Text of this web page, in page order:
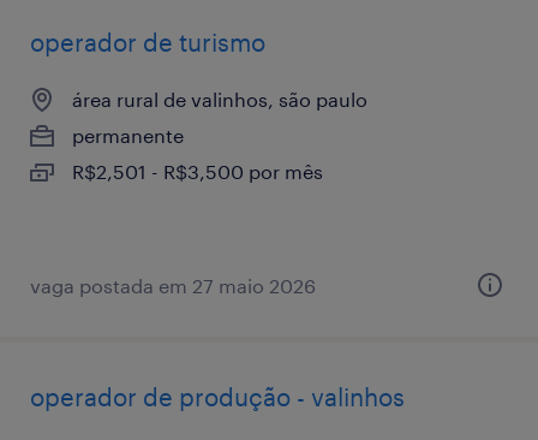
operador de turismo
área rural de valinhos, são paulo
permanente
R$2,501 - R$3,500 por mês
vaga postada em 27 maio 2026
operador de produção - valinhos